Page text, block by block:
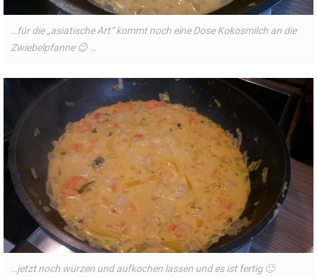
…für die „asiatische Art“ kommt noch eine Dose Kokosmilch an die
Zwiebelpfanne 😉 …
…jetzt noch würzen und aufkochen lassen und es ist fertig 🙂